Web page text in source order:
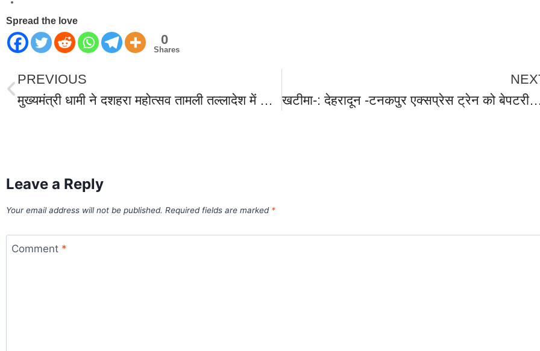
Spread the love
0
Shares
PREVIOUS
मुख्यमंत्री धामी ने दशहरा महोत्सव तामली तल्लादेश में दीप प्रज्वलित कर कार्यक्रम का किया शुभारंभ,प्रवासियों को वापस लाने के लिए उत्तराखंड सरकार चलाएगी अभियान-सीएम।
खटीमा-: देहरादून -टनकपुर एक्सप्रेस ट्रेन को बेपटरी करने की साजिश हुई नाकाम,लोको पायलेट की सूझबूझ से बचा बड़ा हादसा ,पुलिस ने मुकदमा किया दर्ज।
Leave a Reply
Your email address will not be published. Required fields are marked *
Comment *